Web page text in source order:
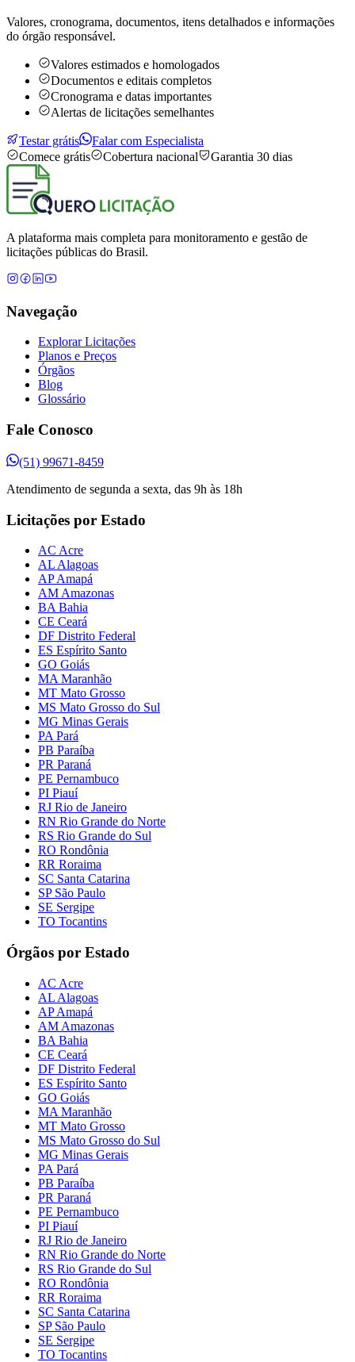
Valores, cronograma, documentos, itens detalhados e informações
do órgão responsável.
Valores estimados e homologados
Documentos e editais completos
Cronograma e datas importantes
Alertas de licitações semelhantes
Testar grátis
Falar com Especialista
Comece grátis
Cobertura nacional Garantia 30 dias
A plataforma mais completa para monitoramento e gestão de
licitações públicas do Brasil.
Navegação
Explorar Licitações
Planos e Preços
Órgãos
Blog
Glossário
Fale Conosco
(51) 99671-8459
Atendimento de segunda a sexta, das 9h às 18h
Licitações por Estado
AC Acre
AL Alagoas
AP Amapá
AM Amazonas
BA Bahia
CE Ceará
DF Distrito Federal
ES Espírito Santo
GO Goiás
MA Maranhão
MT Mato Grosso
MS Mato Grosso do Sul
MG Minas Gerais
PA Pará
PB Paraíba
PR Paraná
PE Pernambuco
PI Piauí
RJ Rio de Janeiro
RN Rio Grande do Norte
RS Rio Grande do Sul
RO Rondônia
RR Roraima
SC Santa Catarina
SP São Paulo
SE Sergipe
TO Tocantins
Órgãos por Estado
AC Acre
AL Alagoas
AP Amapá
AM Amazonas
BA Bahia
CE Ceará
DF Distrito Federal
ES Espírito Santo
GO Goiás
MA Maranhão
MT Mato Grosso
MS Mato Grosso do Sul
MG Minas Gerais
PA Pará
PB Paraíba
PR Paraná
PE Pernambuco
PI Piauí
RJ Rio de Janeiro
RN Rio Grande do Norte
RS Rio Grande do Sul
RO Rondônia
RR Roraima
SC Santa Catarina
SP São Paulo
SE Sergipe
TO Tocantins